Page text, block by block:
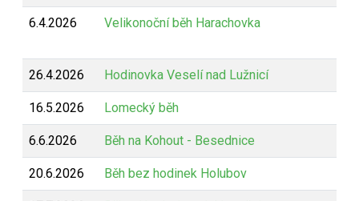
6.4.2026 Velikonoční běh Harachovka
26.4.2026 Hodinovka Veselí nad Lužnicí
16.5.2026 Lomecký běh
6.6.2026 Běh na Kohout - Besednice
20.6.2026 Běh bez hodinek Holubov